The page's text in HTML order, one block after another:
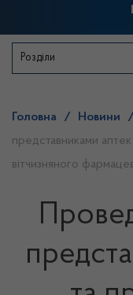
Розділи
Головна / Новини /
представниками аптек
вітчизняного